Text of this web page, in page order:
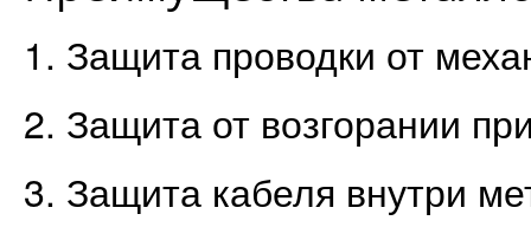
1. Защита проводки от
2. Защита от возгорании
3. Защита кабеля внутри